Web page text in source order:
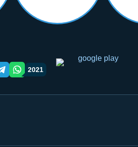
Telegram orqali ulashish
WhatsApp orqali ulashish
2021